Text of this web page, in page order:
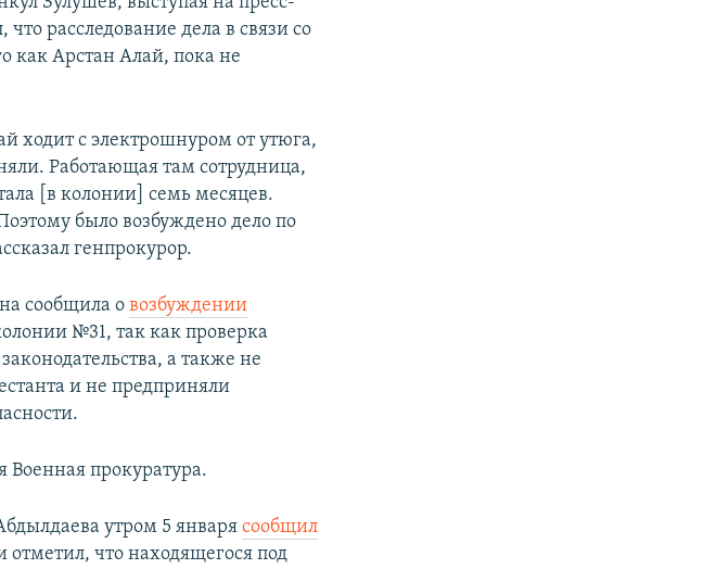
расследование дела в связи со
как Арстан Алай, пока не
ходит с электрошнуром от утюга,
Работающая там сотрудница,
[в колонии] семь месяцев.
было возбуждено дело по
генпрокурор.
сообщила овозбуждении
№31, так как проверка
а также не
и не предприняли
Военная прокуратура.
утром 5 января сообщил
что находящегося под